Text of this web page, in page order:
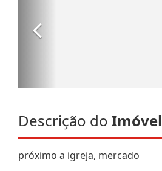
Descrição do Imóvel
próximo a igreja, mercado